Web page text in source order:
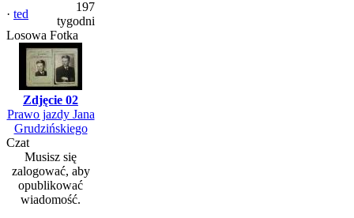
· ted
197
tygodni
Losowa Fotka
Zdjęcie 02
Prawo jazdy Jana
Grudzińskiego
Czat
Musisz się
zalogować, aby
opublikować
wiadomość.